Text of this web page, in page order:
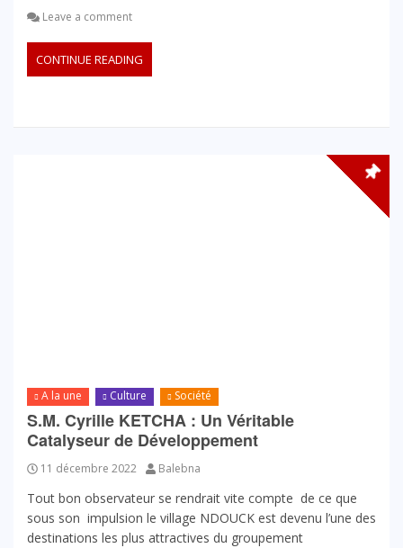
Leave a comment
CONTINUE READING
A la une Culture Société
S.M. Cyrille KETCHA : Un Véritable
Catalyseur de Développement
11 décembre 2022 Balebna
Tout bon observateur se rendrait vite compte de ce que
sous son impulsion le village NDOUCK est devenu l’une des
destinations les plus attractives du groupement